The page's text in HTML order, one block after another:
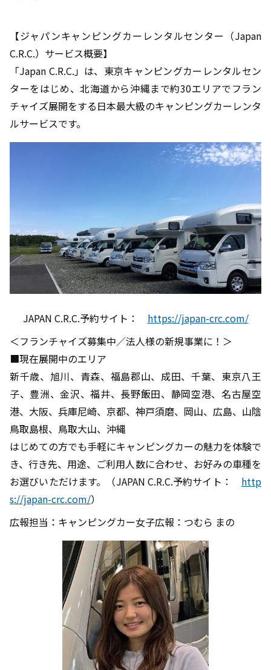
【ジャパンキャンピングカーレンタルセンター（Japan
C.R.C.）サービス概要】
「Japan C.R.C.」は、東京キャンピングカーレンタルセン
ターをはじめ、北海道から沖縄まで約30エリアでフラン
チャイズ展開をする日本最大級のキャンピングカーレンタ
ルサービスです。
JAPAN C.R.C.予約サイト： https://japan-crc.com/
＜フランチャイズ募集中／法人様の新規事業に！＞
■現在展開中のエリア
新千歳、旭川、青森、福島郡山、成田、千葉、東京八王
子、豊洲、金沢、福井、長野飯田、静岡空港、名古屋空
港、大阪、兵庫尼崎、京都、神戸須磨、岡山、広島、山陰
鳥取島根、鳥取大山、沖縄
はじめての方でも手軽にキャンピングカーの魅力を体験で
き、行き先、用途、ご利用人数に合わせ、お好みの車種を
お選びいただけます。（JAPAN C.R.C.予約サイト： http
s://japan-crc.com/）
広報担当：キャンピングカー女子広報：つむら まの